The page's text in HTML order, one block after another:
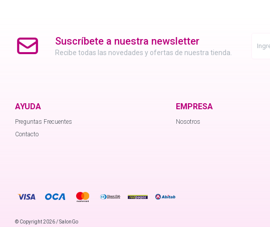
Suscríbete a nuestra newsletter
Recibe todas las novedades y ofertas de nuestra tienda.
AYUDA
Preguntas Frecuentes
Contacto
EMPRESA
Nosotros
© Copyright 2026 / SalonGo